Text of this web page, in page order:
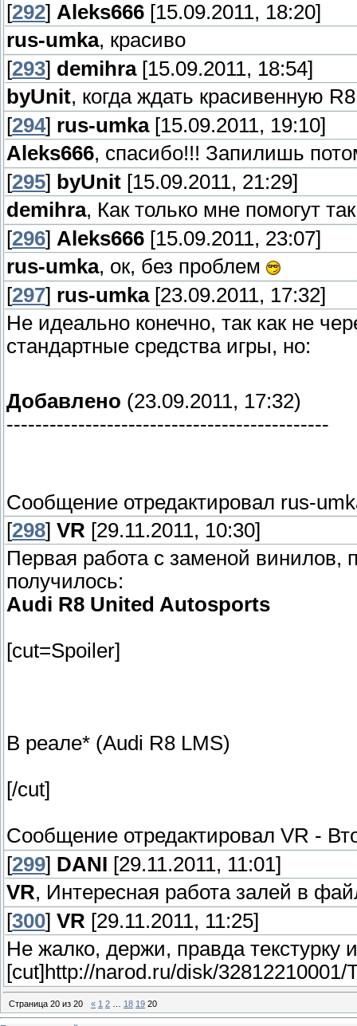
[292] Aleks666 [15.09.2011, 18:20]
rus-umka, красиво
[293] demihra[15.09.2011, 18:54]
byUnit, когда ждать красивенную
[294] rus-umka[15.09.2011, 19:10]
Aleks666, спасибо!!! Запилишь
[295] byUnit [15.09.2011, 21:29]
demihra, Как только мне помогут
[296] Aleks666 [15.09.2011, 23:07]
rus-umka, ок, без проблем
[297] rus-umka[23.09.2011, 17:32]
Не идеально конечно, так как не
стандартные средства игры, но:
Добавлено (23.09.2011, 17:32)
---------------------------------------------
Сообщение отредактировал rus-
[298] VR [29.11.2011, 10:30]
Первая работа с заменой винилов,
получилось:
Audi R8 United Autosports
[cut=Spoiler]
В реале* (Audi R8 LMS)
[/cut]
Сообщение отредактировал VR -
[299] DANI [29.11.2011, 11:01]
VR, Интересная работа залей в
[300] VR [29.11.2011, 11:25]
Не жалко, держи, правда
[cut]http://narod.ru/disk/
Страница 20 из 20 « 1 2 18 19 20